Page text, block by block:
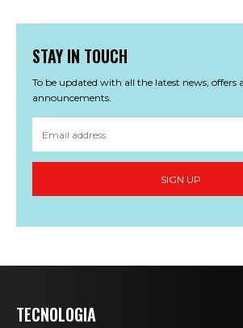
STAY IN TOUCH
To be updated with all the latest news, offers
announcements.
SIGN UP
TECNOLOGIA